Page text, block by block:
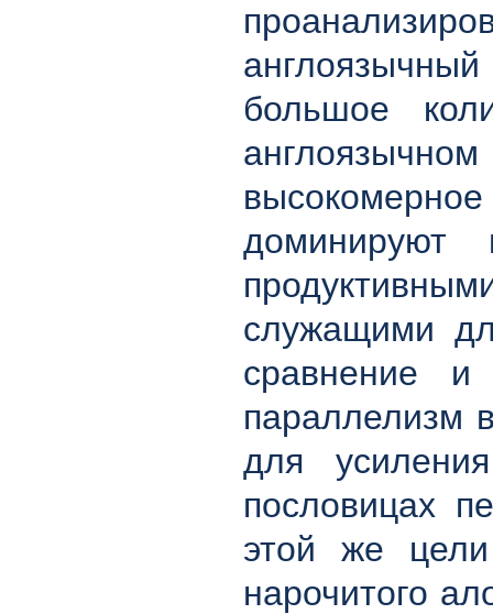
большое
доминируют
служащими
сравнение и
параллелизм
для
пословицах
этой же цели
нарочитого